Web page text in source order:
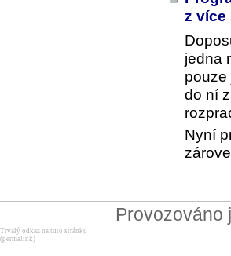
z více
jedna
pouze
do ní
Nyní
Provozováno
Trvalý odkaz na tuto stránku
(permalink)